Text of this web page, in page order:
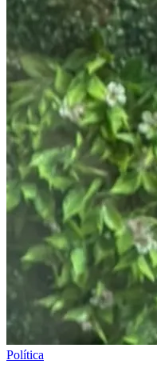
Política